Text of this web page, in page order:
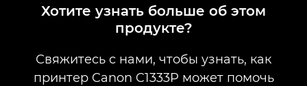
Хотите узнать больше об этом
продукте?
Свяжитесь с нами, чтобы узнать, как
принтер Canon C1333P может помочь